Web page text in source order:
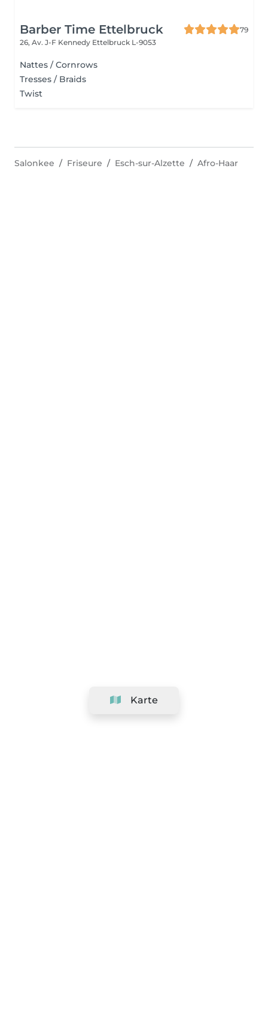
Barber Time Ettelbruck
79
26, Av. J-F Kennedy Ettelbruck L-9053
Nattes / Cornrows
Tresses / Braids
Twist
Karte
Salonkee Friseure Esch-sur-Alzette Afro-Haar